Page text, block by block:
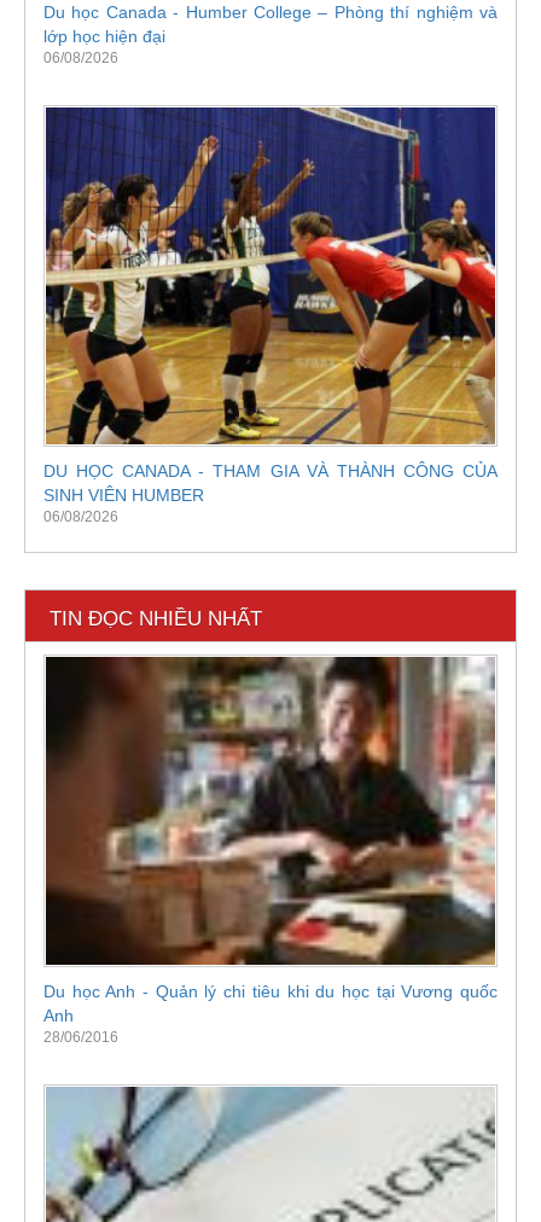
Du học Canada - Humber College – Phòng thí nghiệm và
lớp học hiện đại
06/08/2026
DU HỌC CANADA - THAM GIA VÀ THÀNH CÔNG CỦA
SINH VIÊN HUMBER
06/08/2026
TIN ĐỌC NHIỀU NHẤT
Du học Anh - Quản lý chi tiêu khi du học tại Vương quốc
Anh
28/06/2016